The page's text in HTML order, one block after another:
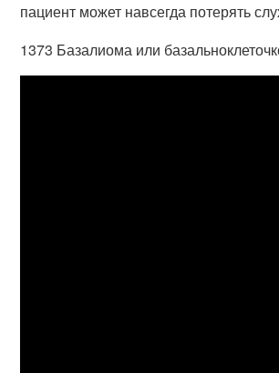
пациент может навсегда потерять
1373 Базалиома или